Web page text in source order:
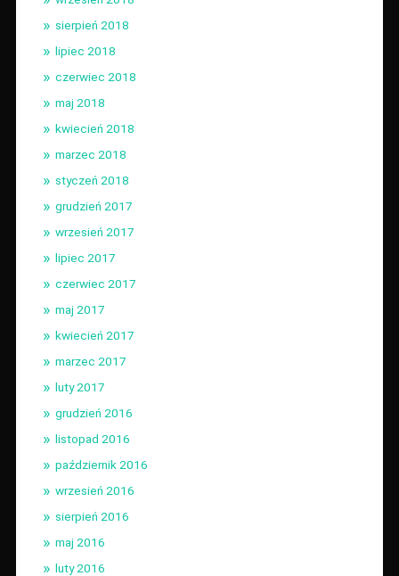
sierpień 2018
lipiec 2018
czerwiec 2018
maj 2018
kwiecień 2018
marzec 2018
styczeń 2018
grudzień 2017
wrzesień 2017
lipiec 2017
czerwiec 2017
maj 2017
kwiecień 2017
marzec 2017
luty 2017
grudzień 2016
listopad 2016
październik 2016
wrzesień 2016
sierpień 2016
maj 2016
luty 2016